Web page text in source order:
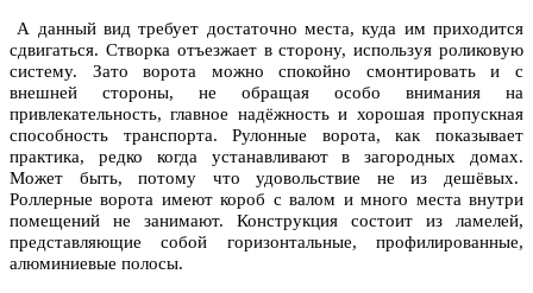
А данный вид требует достаточно места, куда им приходится
сдвигаться. Створка отъезжает в сторону, используя роликовую
систему. Зато ворота можно спокойно смонтировать и с
внешней стороны, не обращая особо внимания на
привлекательность, главное надёжность и хорошая пропускная
способность транспорта. Рулонные ворота, как показывает
практика, редко когда устанавливают в загородных домах.
Может быть, потому что удовольствие не из дешёвых.
Роллерные ворота имеют короб с валом и много места внутри
помещений не занимают. Конструкция состоит из ламелей,
представляющие собой горизонтальные, профилированные,
алюминиевые полосы.